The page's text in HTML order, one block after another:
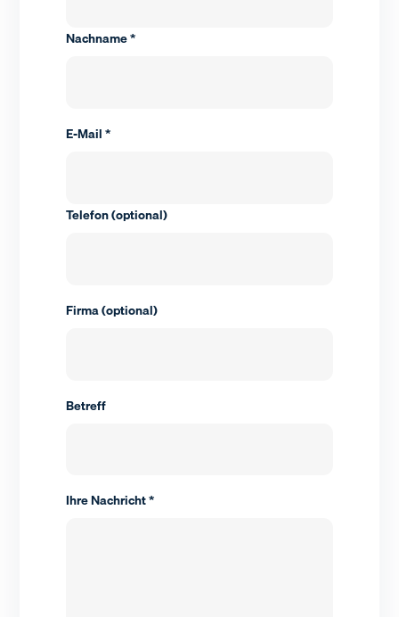
Nachname *
E-Mail *
Telefon (optional)
Firma (optional)
Betreff
Ihre Nachricht *